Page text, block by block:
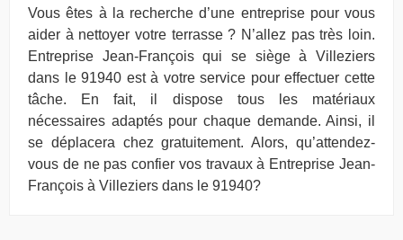
Vous êtes à la recherche d’une entreprise pour vous
aider à nettoyer votre terrasse ? N’allez pas très loin.
Entreprise Jean-François qui se siège à Villeziers
dans le 91940 est à votre service pour effectuer cette
tâche. En fait, il dispose tous les matériaux
nécessaires adaptés pour chaque demande. Ainsi, il
se déplacera chez gratuitement. Alors, qu’attendez-
vous de ne pas confier vos travaux à Entreprise Jean-
François à Villeziers dans le 91940?